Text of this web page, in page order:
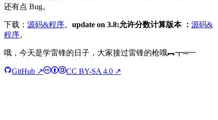
还有点 Bug。
下载： 源码&程序。 update on 3.8:允许分数计算版本 ： 源码&
程序。
哦，今天是学雷锋的日子，大家接过雷锋的枪哦︻┳═一
GitHub ↗ CC BY-SA 4.0 ↗